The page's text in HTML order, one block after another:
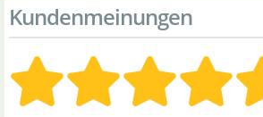
Kundenmeinungen